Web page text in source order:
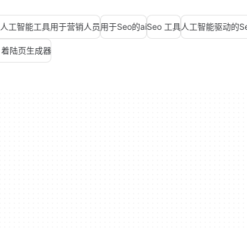
工智能工具用于营销人员用于Seo的aiSeo 工具人工智能驱动的
着陆页生成器